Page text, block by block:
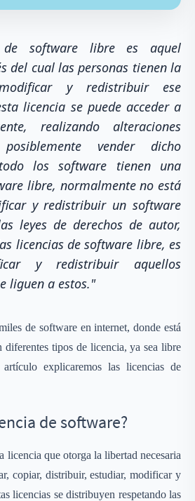
de software libre es aquel
del cual las personas tienen la
y redistribuir ese
licencia se puede acceder a
realizando alteraciones
vender dicho
los software tienen una
libre, normalmente no está
y redistribuir un software
leyes de derechos de autor,
licencias de software libre, es
y redistribuir aquellos
liguen a estos."
de software en internet, donde está
diferentes tipos de licencia, ya sea libre
explicaremos las licencias de
de software?
licencia que otorga la libertad necesaria
copiar, distribuir, estudiar, modificar y
licencias se distribuyen respetando las